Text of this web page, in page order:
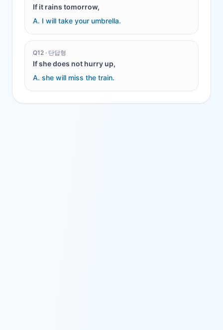
If it rains tomorrow,
A. I will take your umbrella.
Q12 · 단답형
If she does not hurry up,
A. she will miss the train.